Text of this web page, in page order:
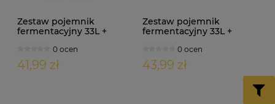
Zestaw pojemnik
fermentacyjny 33L +
nakrętka + rurka cicha
compact mini
0 ocen
41,99 zł
Zestaw pojemnik
fermentacyjny 33L +
reduktor + rurka
0 ocen
43,99 zł